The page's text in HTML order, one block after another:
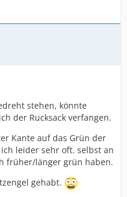
stehen, könnte
der Rucksack verfangen.
Kante auf das Grün der
leider sehr oft. selbst an
früher/länger grün haben.
gehabt.